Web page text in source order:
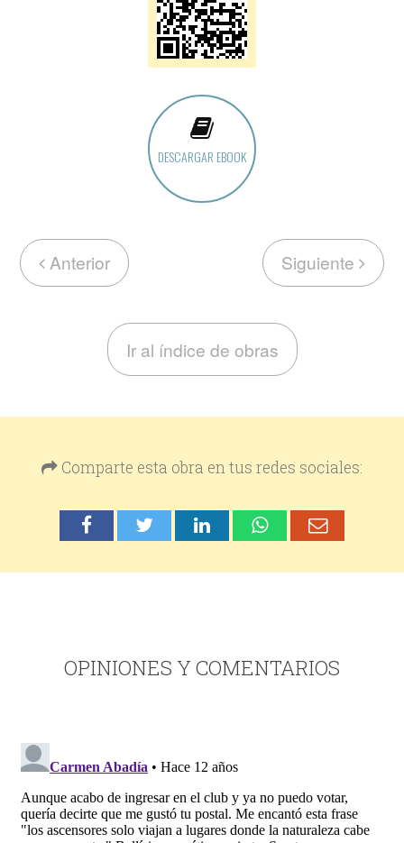
DESCARGAR EBOOK
Anterior Siguiente
Ir al índice de obras
Comparte esta obra en tus redes sociales:
OPINIONES Y COMENTARIOS